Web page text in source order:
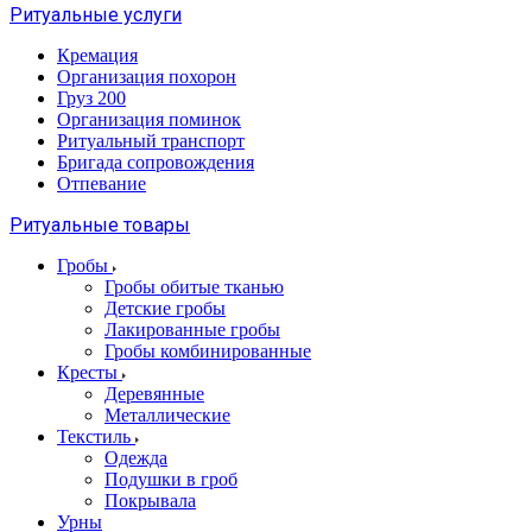
Ритуальные услуги
Кремация
Организация похорон
Груз 200
Организация поминок
Ритуальный транспорт
Бригада сопровождения
Отпевание
Ритуальные товары
Гробы
Гробы обитые тканью
Детские гробы
Лакированные гробы
Гробы комбинированные
Кресты
Деревянные
Металлические
Текстиль
Одежда
Подушки в гроб
Покрывала
Урны